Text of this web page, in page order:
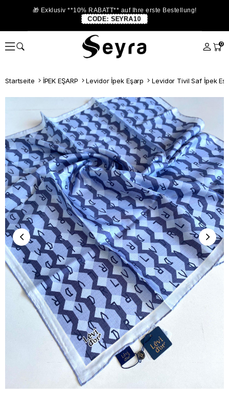
🎁 Exklusiv **10% RABATT** auf Ihre erste Bestellung!
CODE: SEYRA10
0
Startseite İPEK EŞARP Levidor İpek Eşarp